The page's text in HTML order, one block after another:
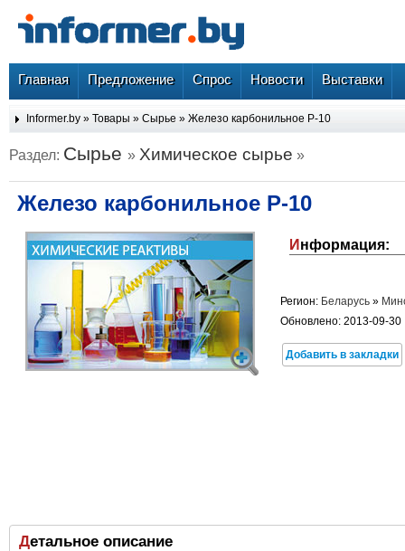
Главная Предложение Спрос Новости Выставки
Informer.by » Товары » Сырье » Железо карбонильное Р-10
Раздел: Сырье » Химическое сырье »
Железо карбонильное Р-10
Информация:
Регион: Беларусь »
Обновлено: 2013-09-30
Детальное описание